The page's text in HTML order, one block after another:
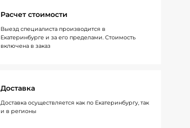
Расчет стоимости
Выезд специалиста производится в
Екатеринбурге и за его пределами. Стоимость
включена в заказ
Доставка
Доставка осуществляется как по Екатеринбургу, так
и в регионы